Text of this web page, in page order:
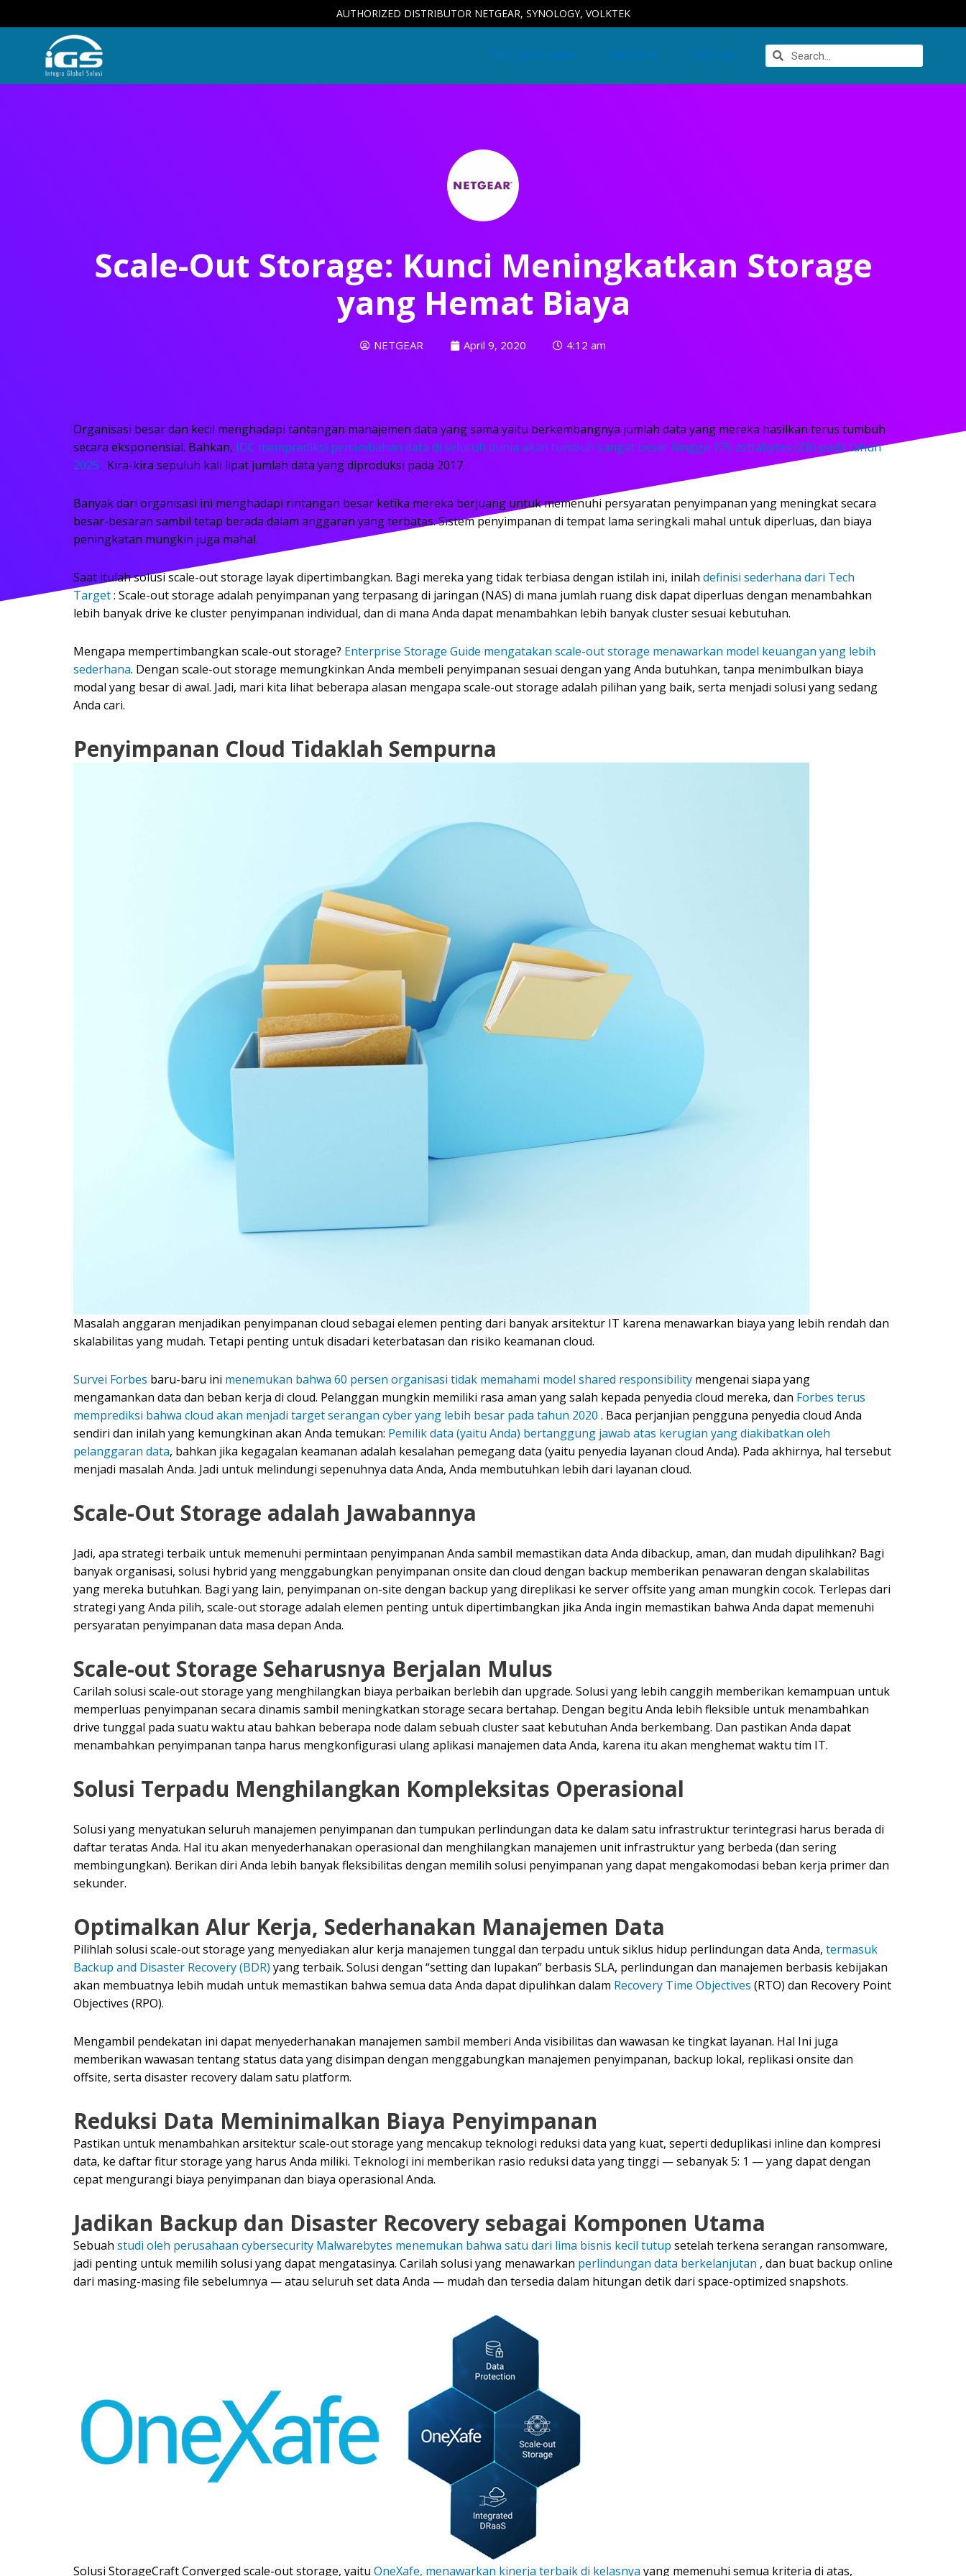
AUTHORIZED DISTRIBUTOR NETGEAR, SYNOLOGY, VOLKTEK
TENTANG KAMI PRODUK SOLUSI
Scale-Out Storage: Kunci Meningkatkan Storage
yang Hemat Biaya
NETGEAR April 9, 2020 4:12 am
Organisasi besar dan kecil menghadapi tantangan manajemen data yang sama yaitu berkembangnya jumlah data yang mereka hasilkan terus tumbuh
secara eksponensial. Bahkan, IDC memprediksi penambahan data di seluruh dunia akan tumbuh sangat besar hingga 175 zettabytes (ZB) pada tahun
2025. Kira-kira sepuluh kali lipat jumlah data yang diproduksi pada 2017.
Banyak dari organisasi ini menghadapi rintangan besar ketika mereka berjuang untuk memenuhi persyaratan penyimpanan yang meningkat secara
besar-besaran sambil tetap berada dalam anggaran yang terbatas. Sistem penyimpanan di tempat lama seringkali mahal untuk diperluas, dan biaya
peningkatan mungkin juga mahal.
Saat itulah solusi scale-out storage layak dipertimbangkan. Bagi mereka yang tidak terbiasa dengan istilah ini, inilah definisi sederhana dari Tech
Target: Scale-out storage adalah penyimpanan yang terpasang di jaringan (NAS) di mana jumlah ruang disk dapat diperluas dengan menambahkan
lebih banyak drive ke cluster penyimpanan individual, dan di mana Anda dapat menambahkan lebih banyak cluster sesuai kebutuhan.
Mengapa mempertimbangkan scale-out storage? Enterprise Storage Guide mengatakan scale-out storage menawarkan model keuangan yang lebih
sederhana. Dengan scale-out storage memungkinkan Anda membeli penyimpanan sesuai dengan yang Anda butuhkan, tanpa menimbulkan biaya
modal yang besar di awal. Jadi, mari kita lihat beberapa alasan mengapa scale-out storage adalah pilihan yang baik, serta menjadi solusi yang sedang
Anda cari.
Penyimpanan Cloud Tidaklah Sempurna
Masalah anggaran menjadikan penyimpanan cloud sebagai elemen penting dari banyak arsitektur IT karena menawarkan biaya yang lebih rendah dan
skalabilitas yang mudah. Tetapi penting untuk disadari keterbatasan dan risiko keamanan cloud.
Survei Forbes baru-baru ini menemukan bahwa 60 persen organisasi tidak memahami model shared responsibility mengenai siapa yang
mengamankan data dan beban kerja di cloud. Pelanggan mungkin memiliki rasa aman yang salah kepada penyedia cloud mereka, dan Forbes terus
memprediksi bahwa cloud akan menjadi target serangan cyber yang lebih besar pada tahun 2020 . Baca perjanjian pengguna penyedia cloud Anda
sendiri dan inilah yang kemungkinan akan Anda temukan: Pemilik data (yaitu Anda) bertanggung jawab atas kerugian yang diakibatkan oleh
pelanggaran data, bahkan jika kegagalan keamanan adalah kesalahan pemegang data (yaitu penyedia layanan cloud Anda). Pada akhirnya, hal tersebut
menjadi masalah Anda. Jadi untuk melindungi sepenuhnya data Anda, Anda membutuhkan lebih dari layanan cloud.
Scale-Out Storage adalah Jawabannya
Jadi, apa strategi terbaik untuk memenuhi permintaan penyimpanan Anda sambil memastikan data Anda dibackup, aman, dan mudah dipulihkan? Bagi
banyak organisasi, solusi hybrid yang menggabungkan penyimpanan onsite dan cloud dengan backup memberikan penawaran dengan skalabilitas
yang mereka butuhkan. Bagi yang lain, penyimpanan on-site dengan backup yang direplikasi ke server offsite yang aman mungkin cocok. Terlepas dari
strategi yang Anda pilih, scale-out storage adalah elemen penting untuk dipertimbangkan jika Anda ingin memastikan bahwa Anda dapat memenuhi
persyaratan penyimpanan data masa depan Anda.
Scale-out Storage Seharusnya Berjalan Mulus
Carilah solusi scale-out storage yang menghilangkan biaya perbaikan berlebih dan upgrade. Solusi yang lebih canggih memberikan kemampuan untuk
memperluas penyimpanan secara dinamis sambil meningkatkan storage secara bertahap. Dengan begitu Anda lebih fleksible untuk menambahkan
drive tunggal pada suatu waktu atau bahkan beberapa node dalam sebuah cluster saat kebutuhan Anda berkembang. Dan pastikan Anda dapat
menambahkan penyimpanan tanpa harus mengkonfigurasi ulang aplikasi manajemen data Anda, karena itu akan menghemat waktu tim IT.
Solusi Terpadu Menghilangkan Kompleksitas Operasional
Solusi yang menyatukan seluruh manajemen penyimpanan dan tumpukan perlindungan data ke dalam satu infrastruktur terintegrasi harus berada di
daftar teratas Anda. Hal itu akan menyederhanakan operasional dan menghilangkan manajemen unit infrastruktur yang berbeda (dan sering
membingungkan). Berikan diri Anda lebih banyak fleksibilitas dengan memilih solusi penyimpanan yang dapat mengakomodasi beban kerja primer dan
sekunder.
Optimalkan Alur Kerja, Sederhanakan Manajemen Data
Pilihlah solusi scale-out storage yang menyediakan alur kerja manajemen tunggal dan terpadu untuk siklus hidup perlindungan data Anda, termasuk
Backup and Disaster Recovery (BDR) yang terbaik. Solusi dengan “setting dan lupakan” berbasis SLA, perlindungan dan manajemen berbasis kebijakan
akan membuatnya lebih mudah untuk memastikan bahwa semua data Anda dapat dipulihkan dalam Recovery Time Objectives (RTO) dan Recovery Point
Objectives (RPO).
Mengambil pendekatan ini dapat menyederhanakan manajemen sambil memberi Anda visibilitas dan wawasan ke tingkat layanan. Hal Ini juga
memberikan wawasan tentang status data yang disimpan dengan menggabungkan manajemen penyimpanan, backup lokal, replikasi onsite dan
offsite, serta disaster recovery dalam satu platform.
Reduksi Data Meminimalkan Biaya Penyimpanan
Pastikan untuk menambahkan arsitektur scale-out storage yang mencakup teknologi reduksi data yang kuat, seperti deduplikasi inline dan kompresi
data, ke daftar fitur storage yang harus Anda miliki. Teknologi ini memberikan rasio reduksi data yang tinggi — sebanyak 5: 1 — yang dapat dengan
cepat mengurangi biaya penyimpanan dan biaya operasional Anda.
Jadikan Backup dan Disaster Recovery sebagai Komponen Utama
Sebuah studi oleh perusahaan cybersecurity Malwarebytes menemukan bahwa satu dari lima bisnis kecil tutup setelah terkena serangan ransomware,
jadi penting untuk memilih solusi yang dapat mengatasinya. Carilah solusi yang menawarkan perlindungan data berkelanjutan , dan buat backup online
dari masing-masing file sebelumnya — atau seluruh set data Anda — mudah dan tersedia dalam hitungan detik dari space-optimized snapshots.
Solusi StorageCraft Converged scale-out storage, yaitu OneXafe, menawarkan kinerja terbaik di kelasnya yang memenuhi semua kriteria di atas,